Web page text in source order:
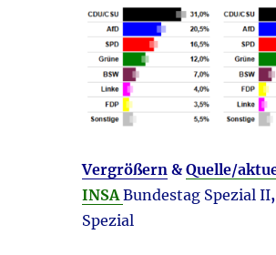
Vergrößern & Quelle/
INSA Bundestag Spezial II,
Spezial